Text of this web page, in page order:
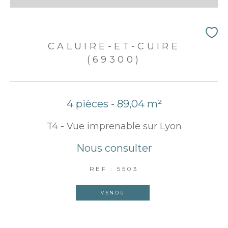
CALUIRE-ET-CUIRE
(69300)
4 pièces - 89,04 m²
T4 - Vue imprenable sur Lyon
Nous consulter
REF : 5503
VENDU